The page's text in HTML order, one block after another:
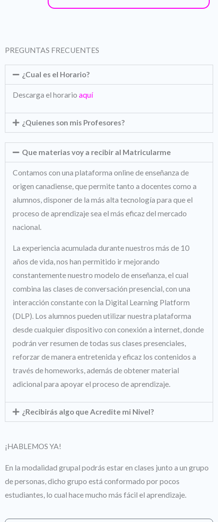
PREGUNTAS FRECUENTES
¿Cual es el Horario?
Descarga el horario aquí
¿Quienes son mis Profesores?
Que materias voy a recibir al Matricularme
Contamos con una plataforma online de enseñanza de
origen canadiense, que permite tanto a docentes como a
alumnos, disponer de la más alta tecnología para que el
proceso de aprendizaje sea el más eficaz del mercado
nacional.
La experiencia acumulada durante nuestros más de 10
años de vida, nos han permitido ir mejorando
constantemente nuestro modelo de enseñanza, el cual
combina las clases de conversación presencial, con una
interacción constante con la Digital Learning Platform
(DLP). Los alumnos pueden utilizar nuestra plataforma
desde cualquier dispositivo con conexión a internet, donde
podrán ver resumen de todas sus clases presenciales,
reforzar de manera entretenida y eficaz los contenidos a
través de homeworks, además de obtener material
adicional para apoyar el proceso de aprendizaje.
¿Recibirás algo que Acredite mi Nivel?
¡HABLEMOS YA!
En la modalidad grupal podrás estar en clases junto a un grupo
de personas, dicho grupo está conformado por pocos
estudiantes, lo cual hace mucho más fácil el aprendizaje.